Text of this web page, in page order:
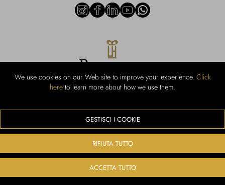
We use cookies on our Web site to improve your experience. Click
here to learn more about how we use them.
GESTISCI I COOKIE
RIFIUTA TUTTO
ACCETTA TUTTO
Rubinacci S.r.l.: Viale Gramsci, 15 - 80122 Naples - P.Iva 00436210637 -
We accept the following payment methods